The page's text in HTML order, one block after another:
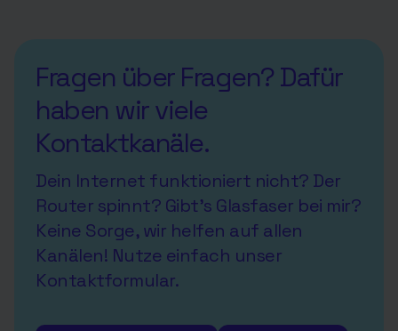
Fragen über Fragen? Dafür
haben wir viele
Kontaktkanäle.
Dein Internet funktioniert nicht? Der
Router spinnt? Gibt's Glasfaser bei mir?
Keine Sorge, wir helfen auf allen
Kanälen! Nutze einfach unser
Kontaktformular.